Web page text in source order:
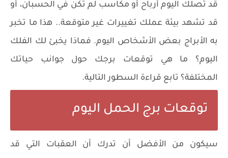
قد تصلك اليوم أرباح أو مكاسب لم تكن في الحسبان، أو
قد تشهد بيئة عملك تغييرات غير متوقعة.. هذا ما تخبر
به الأبراج بعض الأشخاص اليوم. فماذا يخبئ لك الفلك
اليوم؟ ما هي توقعات برجك حول جوانب حياتك
المختلفة؟ تابع قراءة السطور التالية.
توقعات برج الحمل اليوم
سيكون من الأفضل أن تدرك أن العقبات التي قد